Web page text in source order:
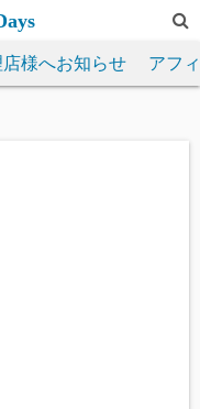
様へお知らせ アフ